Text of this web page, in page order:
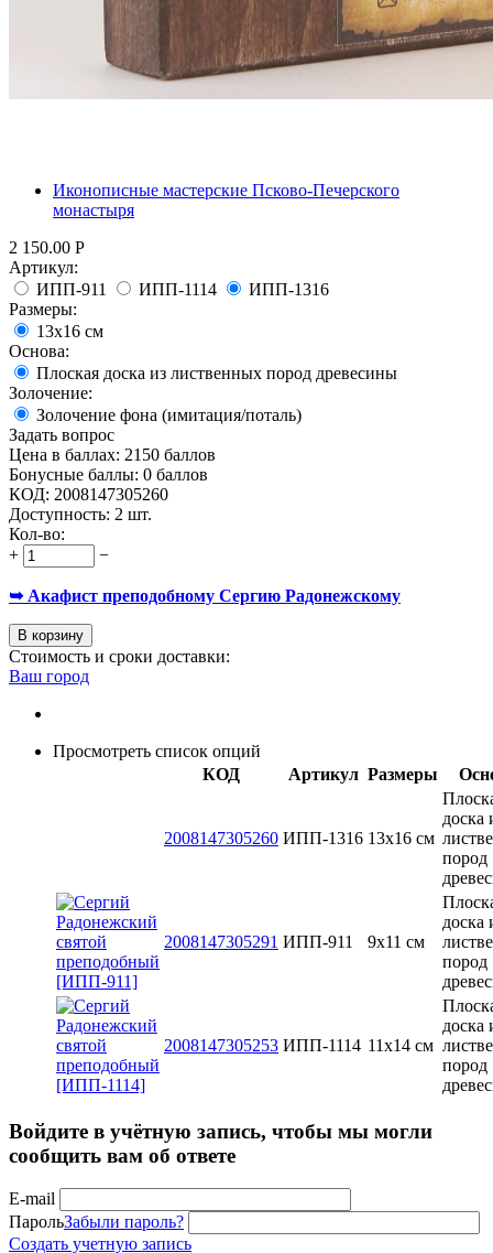
Иконописные мастерские Псково-Печерского
монастыря
2 150.00 Р
Артикул:
ИПП-911
ИПП-1114
ИПП-1316
Размеры:
13x16 см
Основа:
Плоская доска из лиственных пород древесины
Золочение:
Золочение фона (имитация/поталь)
Задать вопрос
Цена в баллах: 2150 баллов
Бонусные баллы: 0 баллов
КОД: 2008147305260
Доступность: 2 шт.
Кол-во:
+
−
➥ Акафист преподобному Сергию Радонежскому
В корзину
Стоимость и сроки доставки:
Ваш город
Просмотреть список опций
КОД
Артикул Размеры
2008147305260 ИПП-1316 13x16 см
доска
пород
2008147305291 ИПП-911 9х11 см
доска
пород
2008147305253 ИПП-1114 11х14 см
доска
пород
Войдите в учётную запись, чтобы мы могли
сообщить вам об ответе
E-mail
ПарольЗабыли пароль?
Создать учетную запись